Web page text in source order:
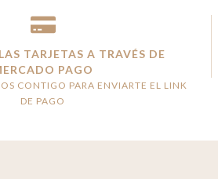
TARJETAS A TRAVÉS DE
PAGO
CONTIGO PARA ENVIARTE EL LINK
DE PAGO